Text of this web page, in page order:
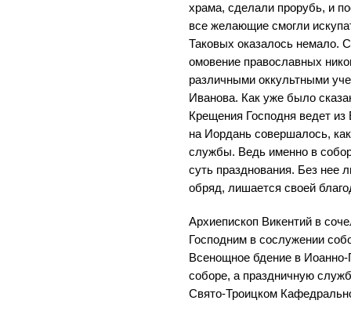
храма, сделали прорубь, и
все желающие смогли
Таковых оказалось немало.
омовение православных
различными оккультными
Иванова. Как уже было
Крещения Господня ведет
на Иордань совершалось,
службы. Ведь именно в
суть празднования. Без нее
обряд, лишается своей
Архиепископ Викентий в
Господним в сослужении
Всенощное бдение в
соборе, а праздничную
Свято-Троицком